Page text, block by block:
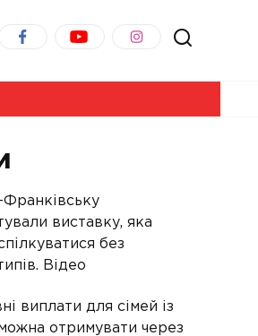
Франківську
виставку, яка
без
Відео
виплати для сімей із
отримувати через